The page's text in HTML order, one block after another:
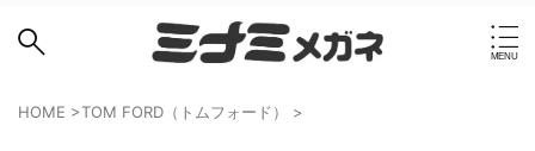
HOME >TOM FORD（トムフォード） >